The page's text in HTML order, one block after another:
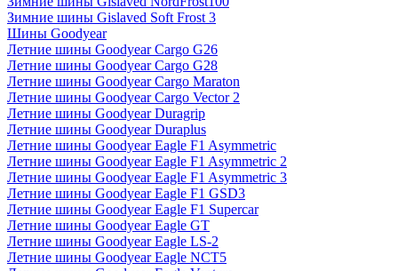
Зимние шины Gislaved Soft Frost 3
Шины Goodyear
Летние шины Goodyear Cargo G26
Летние шины Goodyear Cargo G28
Летние шины Goodyear Cargo Maraton
Летние шины Goodyear Cargo Vector 2
Летние шины Goodyear Duragrip
Летние шины Goodyear Duraplus
Летние шины Goodyear Eagle F1 Asymmetric
Летние шины Goodyear Eagle F1 Asymmetric 2
Летние шины Goodyear Eagle F1 Asymmetric 3
Летние шины Goodyear Eagle F1 GSD3
Летние шины Goodyear Eagle F1 Supercar
Летние шины Goodyear Eagle GT
Летние шины Goodyear Eagle LS-2
Летние шины Goodyear Eagle NCT5